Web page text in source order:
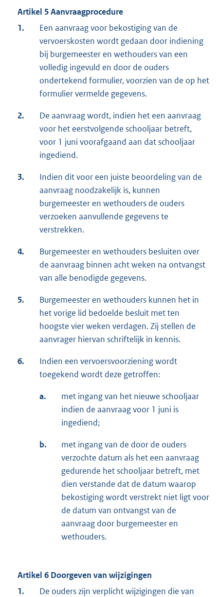
Artikel 5 Aanvraagprocedure
1.
Een aanvraag voor bekostiging van de
vervoerskosten wordt gedaan door indiening
bij burgemeester en wethouders van een
volledig ingevuld en door de ouders
ondertekend formulier, voorzien van de op het
formulier vermelde gegevens.
2.
De aanvraag wordt, indien het een aanvraag
voor het eerstvolgende schooljaar betreft,
voor 1 juni voorafgaand aan dat schooljaar
ingediend.
3.
Indien dit voor een juiste beoordeling van de
aanvraag noodzakelijk is, kunnen
burgemeester en wethouders de ouders
verzoeken aanvullende gegevens te
verstrekken.
4.
Burgemeester en wethouders besluiten over
de aanvraag binnen acht weken na ontvangst
van alle benodigde gegevens.
5.
Burgemeester en wethouders kunnen het in
het vorige lid bedoelde besluit met ten
hoogste vier weken verdagen. Zij stellen de
aanvrager hiervan schriftelijk in kennis.
6.
Indien een vervoersvoorziening wordt
toegekend wordt deze getroffen:
a.
met ingang van het nieuwe schooljaar
indien de aanvraag voor 1 juni is
ingediend;
b.
met ingang van de door de ouders
verzochte datum als het een aanvraag
gedurende het schooljaar betreft, met
dien verstande dat de datum waarop
bekostiging wordt verstrekt niet ligt voor
de datum van ontvangst van de
aanvraag door burgemeester en
wethouders.
Artikel 6 Doorgeven van wijzigingen
1.
De ouders zijn verplicht wijzigingen die van